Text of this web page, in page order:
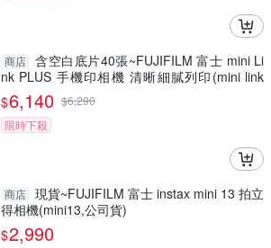
商店 含空白底片40張~FUJIFILM 富士 mini Li
nk PLUS 手機印相機 清晰細膩列印(mini link
+，公司貨)
$6,140 $6,290
限時下殺
商店 現貨~FUJIFILM 富士 instax mini 13 拍立
得相機(mini13,公司貨)
$2,990